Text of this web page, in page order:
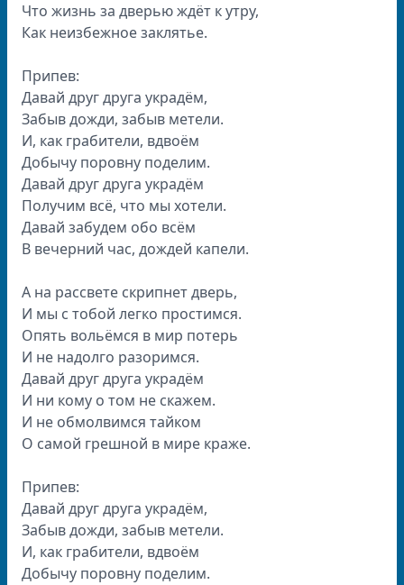
Что жизнь за дверью ждёт к утру,
Как неизбежное заклятье.
Припев:
Давай друг друга украдём,
Забыв дожди, забыв метели.
И, как грабители, вдвоём
Добычу поровну поделим.
Давай друг друга украдём
Получим всё, что мы хотели.
Давай забудем обо всём
В вечерний час, дождей капели.
А на рассвете скрипнет дверь,
И мы с тобой легко простимся.
Опять вольёмся в мир потерь
И не надолго разоримся.
Давай друг друга украдём
И ни кому о том не скажем.
И не обмолвимся тайком
О самой грешной в мире краже.
Припев:
Давай друг друга украдём,
Забыв дожди, забыв метели.
И, как грабители, вдвоём
Добычу поровну поделим.